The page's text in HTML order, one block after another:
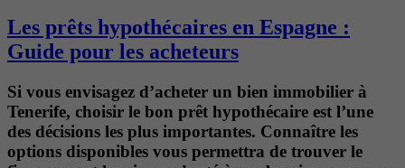
Les prêts hypothécaires en Espagne :
Guide pour les acheteurs
Si vous envisagez d’acheter un bien immobilier à
Tenerife, choisir le bon prêt hypothécaire est l’une
des décisions les plus importantes. Connaître les
options disponibles vous permettra de trouver le